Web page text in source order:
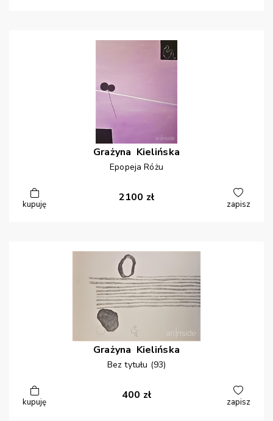
Grażyna Kielińska
Epopeja Różu
kupuję
2100 zł
zapisz
Grażyna Kielińska
Bez tytułu (93)
kupuję
400 zł
zapisz